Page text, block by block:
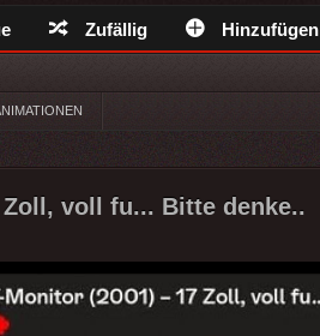
Zufällig Hinzufügen
Zoll, voll fu... Bitte denke..